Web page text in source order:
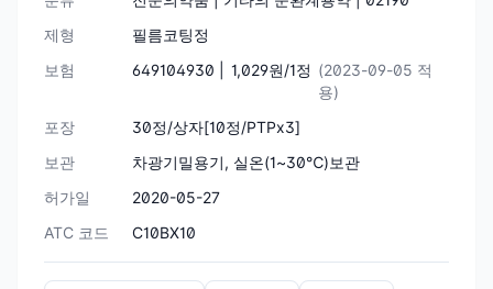
제형
필름코팅정
보험
649104930 | 1,029원/1정 (2023-09-05 적
용)
포장
30정/상자[10정/PTPx3]
보관
차광기밀용기, 실온(1~30℃)보관
허가일
2020-05-27
ATC 코드
C10BX10